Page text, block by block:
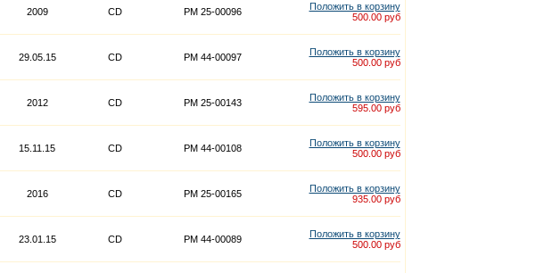
2009 CD PM 25-00096
Положить в корзину
500.00 руб
29.05.15 CD PM 44-00097
Положить в корзину
500.00 руб
2012 CD PM 25-00143
Положить в корзину
595.00 руб
15.11.15 CD PM 44-00108
Положить в корзину
500.00 руб
2016 CD PM 25-00165
Положить в корзину
935.00 руб
23.01.15 CD PM 44-00089
Положить в корзину
500.00 руб